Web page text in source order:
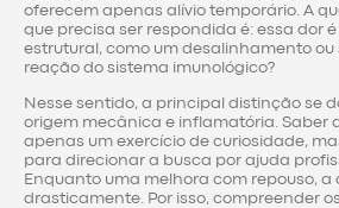
oferecem apenas alívio temporário. A
que precisa ser respondida é: essa dor
estrutural, como um desalinhamento ou
reação do sistema imunológico?
Nesse sentido, a principal distinção se
origem mecânica e inflamatória. Saber
apenas um exercício de curiosidade,
para direcionar a busca por ajuda
Enquanto uma melhora com repouso, a
drasticamente. Por isso, compreender